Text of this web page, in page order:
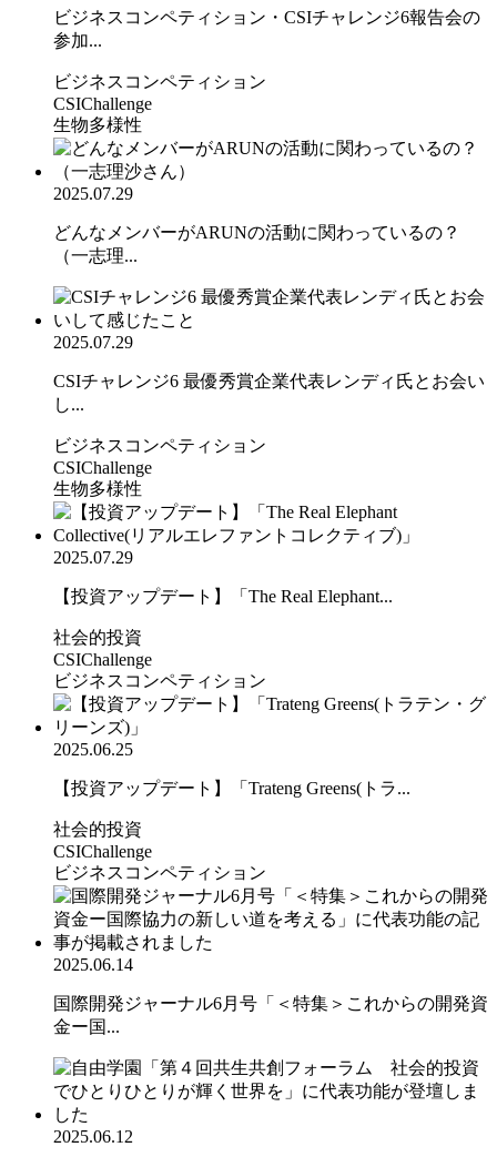
ビジネスコンペティション・CSIチャレンジ6報告会の
参加...
ビジネスコンペティション
CSIChallenge
生物多様性
2025.07.29
どんなメンバーがARUNの活動に関わっているの？
（一志理...
2025.07.29
CSIチャレンジ6 最優秀賞企業代表レンディ氏とお会い
し...
ビジネスコンペティション
CSIChallenge
生物多様性
2025.07.29
【投資アップデート】「The Real Elephant...
社会的投資
CSIChallenge
ビジネスコンペティション
2025.06.25
【投資アップデート】「Trateng Greens(トラ...
社会的投資
CSIChallenge
ビジネスコンペティション
2025.06.14
国際開発ジャーナル6月号「＜特集＞これからの開発資
金ー国...
2025.06.12